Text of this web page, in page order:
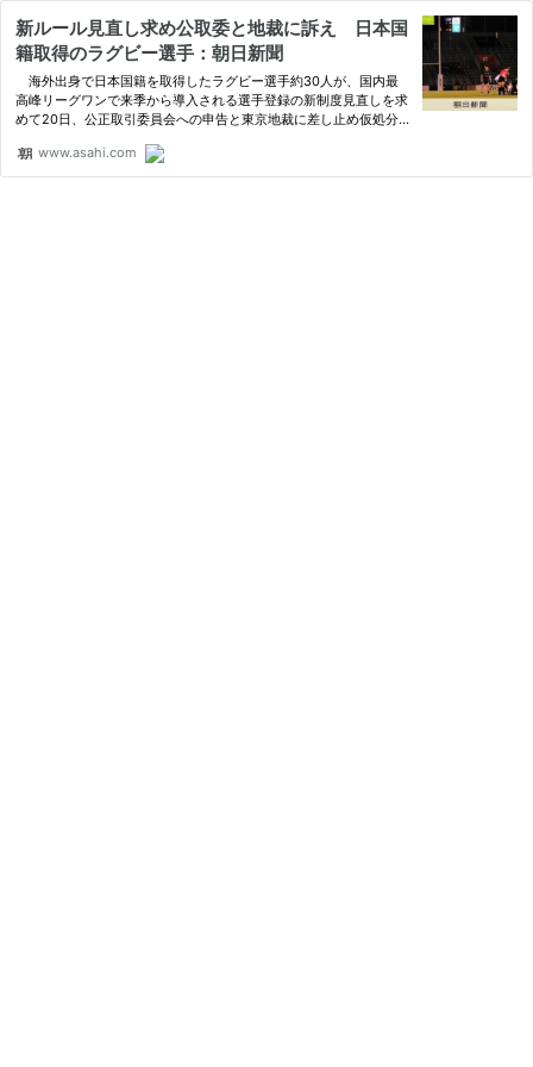
新ルール見直し求め公取委と地裁に訴え 日本国
籍取得のラグビー選手：朝日新聞
海外出身で日本国籍を取得したラグビー選手約30人が、国内最
高峰リーグワンで来季から導入される選手登録の新制度見直しを求
めて20日、公正取引委員会への申告と東京地裁に差し止め仮処分
www.asahi.com